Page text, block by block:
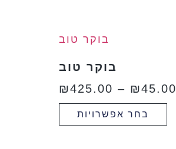
בוקר טוב
₪45.00
–
₪425.00
בחר אפשרויות